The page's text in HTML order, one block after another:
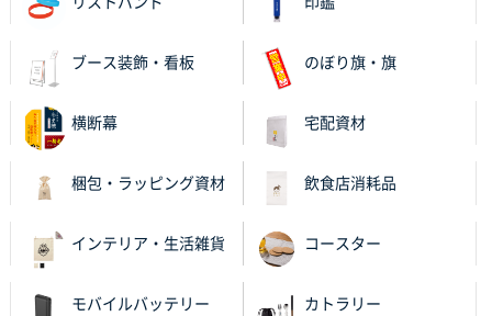
uni ジェットストリーム 05 300枚
何度か注文していて、満足していたから
のしメモ100P 800枚
のし文言が変更できたのと価格。
千葉県M社様
ブース装飾・看板 のぼり旗・旗
横断幕 宅配資材
梱包・ラッピング資材 飲食店消耗品
インテリア・生活雑貨 コースター
モバイルバッテリー カトラリー